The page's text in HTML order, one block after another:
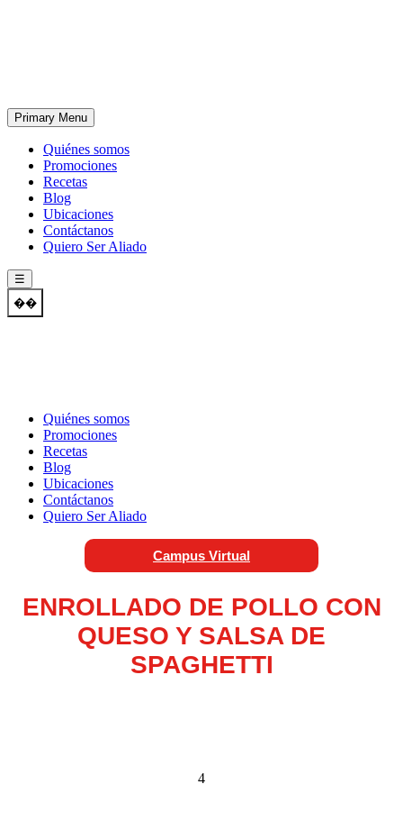
Primary Menu
Quiénes somos
Promociones
Recetas
Blog
Ubicaciones
Contáctanos
Quiero Ser Aliado
☰
��
Quiénes somos
Promociones
Recetas
Blog
Ubicaciones
Contáctanos
Quiero Ser Aliado
Campus Virtual
ENROLLADO DE POLLO CON
QUESO Y SALSA DE
SPAGHETTI
4